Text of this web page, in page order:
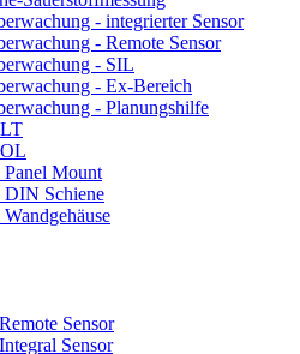
- integrierter Sensor
- Remote Sensor
- SIL
- Ex-Bereich
- Planungshilfe
Mount
Schiene
Sensor
Sensor